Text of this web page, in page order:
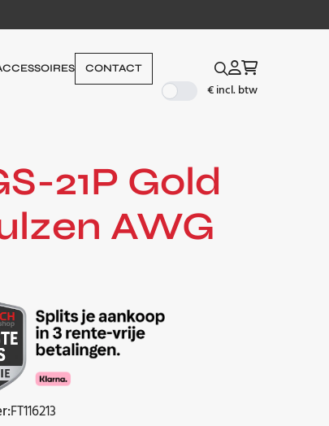
CONTACT
€ incl. btw
21P Gold
AWG
FT116213